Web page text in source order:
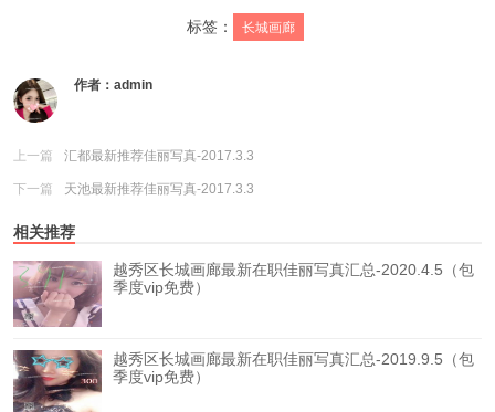
标签： 长城画廊
作者： admin
上一篇 汇都最新推荐佳丽写真-2017.3.3
下一篇 天池最新推荐佳丽写真-2017.3.3
相关推荐
越秀区长城画廊最新在职佳丽写真汇总-2020.4.5（包
季度vip免费）
越秀区长城画廊最新在职佳丽写真汇总-2019.9.5（包
季度vip免费）